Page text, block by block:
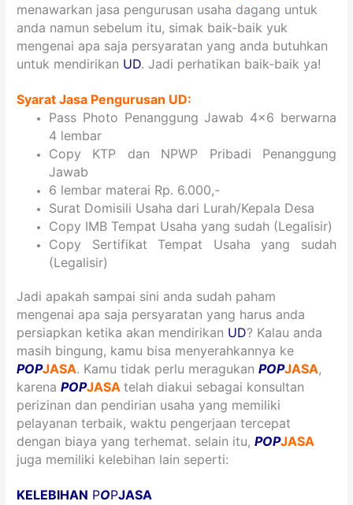
menawarkan jasa pengurusan usaha dagang untuk
anda namun sebelum itu, simak baik-baik yuk
mengenai apa saja persyaratan yang anda butuhkan
untuk mendirikan UD. Jadi perhatikan baik-baik ya!
Syarat Jasa Pengurusan UD:
Pass Photo Penanggung Jawab 4×6 berwarna
4 lembar
Copy KTP dan NPWP Pribadi Penanggung
Jawab
6 lembar materai Rp. 6.000,-
Surat Domisili Usaha dari Lurah/Kepala Desa
Copy IMB Tempat Usaha yang sudah (Legalisir)
Copy Sertifikat Tempat Usaha yang sudah
(Legalisir)
Jadi apakah sampai sini anda sudah paham
mengenai apa saja persyaratan yang harus anda
persiapkan ketika akan mendirikan UD? Kalau anda
masih bingung, kamu bisa menyerahkannya ke
POPJASA. Kamu tidak perlu meragukanPOPJASA,
karenaPOPJASAtelah diakui sebagai konsultan
perizinan dan pendirian usaha yang memiliki
pelayanan terbaik, waktu pengerjaan tercepat
dengan biaya yang terhemat. selain itu,POPJASA
juga memiliki kelebihan lain seperti:
KELEBIHAN POPJASA